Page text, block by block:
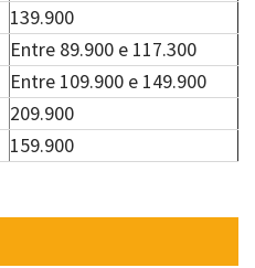
139.900
Entre 89.900 e 117.300
Entre 109.900 e 149.900
209.900
159.900